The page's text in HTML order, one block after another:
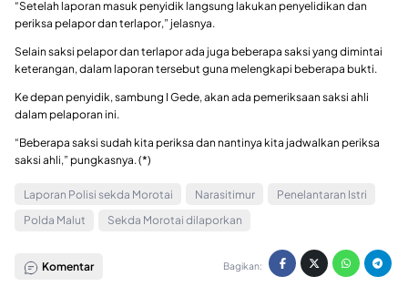
“Setelah laporan masuk penyidik langsung lakukan penyelidikan dan
periksa pelapor dan terlapor,” jelasnya.
Selain saksi pelapor dan terlapor ada juga beberapa saksi yang dimintai
keterangan, dalam laporan tersebut guna melengkapi beberapa bukti.
Ke depan penyidik, sambung I Gede, akan ada pemeriksaan saksi ahli
dalam pelaporan ini.
“Beberapa saksi sudah kita periksa dan nantinya kita jadwalkan periksa
saksi ahli,” pungkasnya. (*)
Laporan Polisi sekda Morotai Narasitimur
Penelantaran Istri
Polda Malut
Sekda Morotai dilaporkan
Komentar Bagikan: